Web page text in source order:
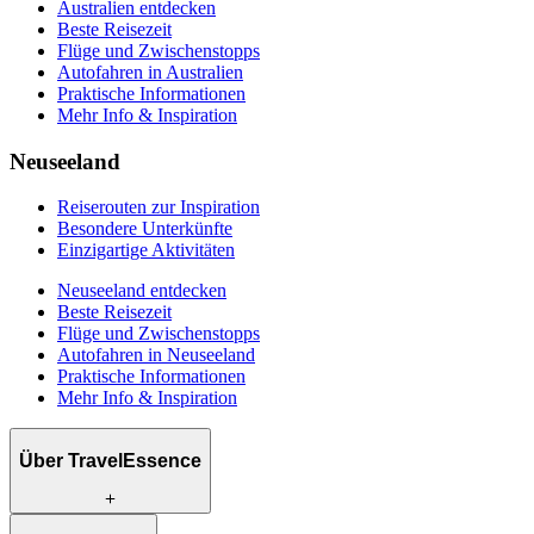
Australien entdecken
Beste Reisezeit
Flüge und Zwischenstopps
Autofahren in Australien
Praktische Informationen
Mehr Info & Inspiration
Neuseeland
Reiserouten zur Inspiration
Besondere Unterkünfte
Einzigartige Aktivitäten
Neuseeland entdecken
Beste Reisezeit
Flüge und Zwischenstopps
Autofahren in Neuseeland
Praktische Informationen
Mehr Info & Inspiration
Über TravelEssence